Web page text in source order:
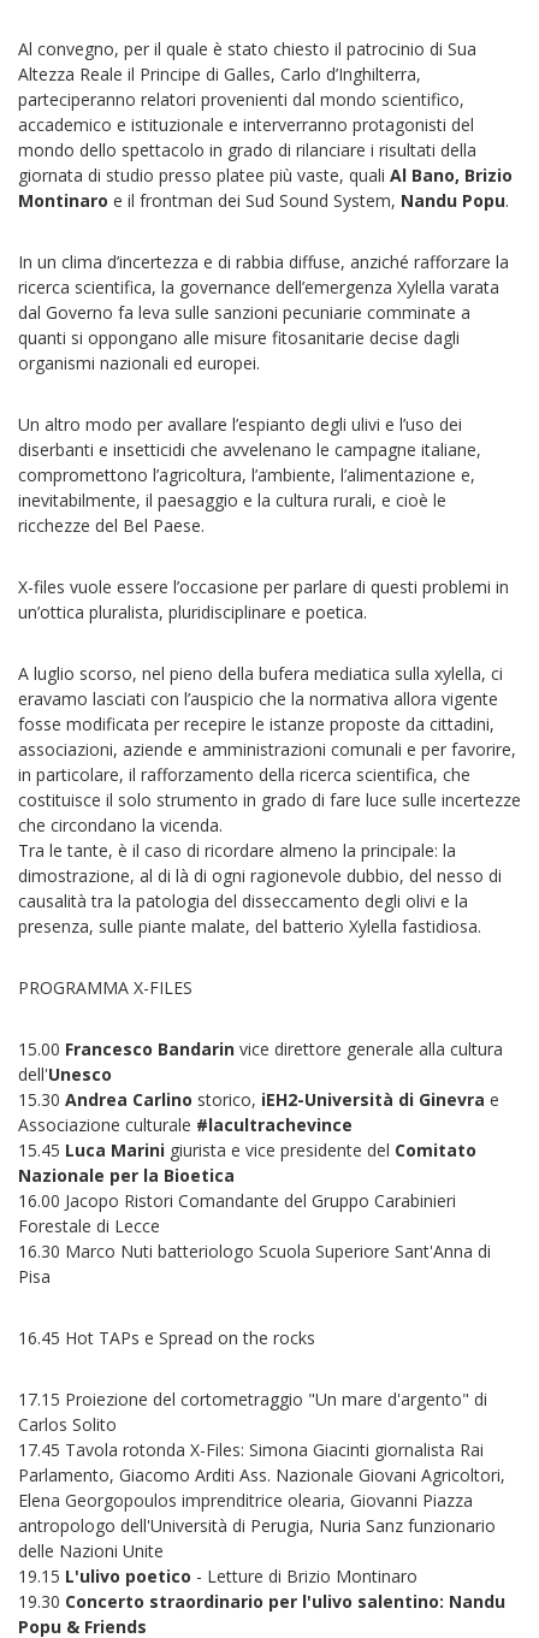
Al convegno, per il quale è stato chiesto il patrocinio di Sua
Altezza Reale il Principe di Galles, Carlo d’Inghilterra,
parteciperanno relatori provenienti dal mondo scientifico,
accademico e istituzionale e interverranno protagonisti del
mondo dello spettacolo in grado di rilanciare i risultati della
giornata di studio presso platee più vaste, quali Al Bano, Brizio
Montinaro e il frontman dei Sud Sound System, Nandu Popu.
In un clima d’incertezza e di rabbia diffuse, anziché rafforzare la
ricerca scientifica, la governance dell’emergenza Xylella varata
dal Governo fa leva sulle sanzioni pecuniarie comminate a
quanti si oppongano alle misure fitosanitarie decise dagli
organismi nazionali ed europei.
Un altro modo per avallare l’espianto degli ulivi e l’uso dei
diserbanti e insetticidi che avvelenano le campagne italiane,
compromettono l’agricoltura, l’ambiente, l’alimentazione e,
inevitabilmente, il paesaggio e la cultura rurali, e cioè le
ricchezze del Bel Paese.
X-files vuole essere l’occasione per parlare di questi problemi in
un’ottica pluralista, pluridisciplinare e poetica.
A luglio scorso, nel pieno della bufera mediatica sulla xylella, ci
eravamo lasciati con l’auspicio che la normativa allora vigente
fosse modificata per recepire le istanze proposte da cittadini,
associazioni, aziende e amministrazioni comunali e per favorire,
in particolare, il rafforzamento della ricerca scientifica, che
costituisce il solo strumento in grado di fare luce sulle incertezze
che circondano la vicenda.
Tra le tante, è il caso di ricordare almeno la principale: la
dimostrazione, al di là di ogni ragionevole dubbio, del nesso di
causalità tra la patologia del disseccamento degli olivi e la
presenza, sulle piante malate, del batterio Xylella fastidiosa.
PROGRAMMA X-FILES
15.00 Francesco Bandarin vice direttore generale alla cultura
dell'Unesco
15.30 Andrea Carlino storico, iEH2-Università di Ginevra e
Associazione culturale #lacultrachevince
15.45 Luca Marini giurista e vice presidente del Comitato
Nazionale per la Bioetica
16.00 Jacopo Ristori Comandante del Gruppo Carabinieri
Forestale di Lecce
16.30 Marco Nuti batteriologo Scuola Superiore Sant'Anna di
Pisa
16.45 Hot TAPs e Spread on the rocks
17.15 Proiezione del cortometraggio "Un mare d'argento" di
Carlos Solito
17.45 Tavola rotonda X-Files: Simona Giacinti giornalista Rai
Parlamento, Giacomo Arditi Ass. Nazionale Giovani Agricoltori,
Elena Georgopoulos imprenditrice olearia, Giovanni Piazza
antropologo dell'Università di Perugia, Nuria Sanz funzionario
delle Nazioni Unite
19.15 L'ulivo poetico - Letture di Brizio Montinaro
19.30 Concerto straordinario per l'ulivo salentino: Nandu
Popu & Friends